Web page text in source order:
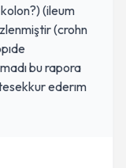
(ileum
(crohn
bu rapora
ederım